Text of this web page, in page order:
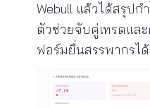
Webull แล้วได้สรุป
ตัวช่วยจับคู่เทรดแล
ฟอร์มยื่นสรรพากรได้